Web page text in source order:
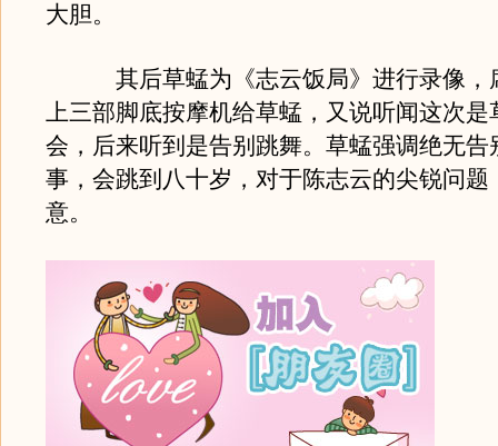
大胆。
其后草蜢为《志云饭局》进行录像，
上三部脚底按摩机给草蜢，又说听闻这次是
会，后来听到是告别跳舞。草蜢强调绝无告
事，会跳到八十岁，对于陈志云的尖锐问题
意。